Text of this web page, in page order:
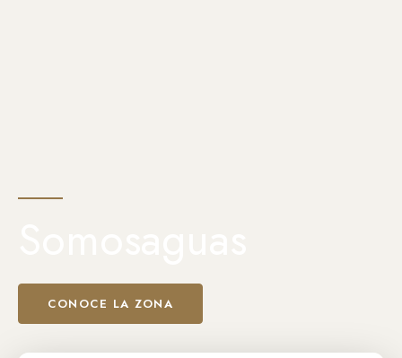
CONOCE LA ZONA